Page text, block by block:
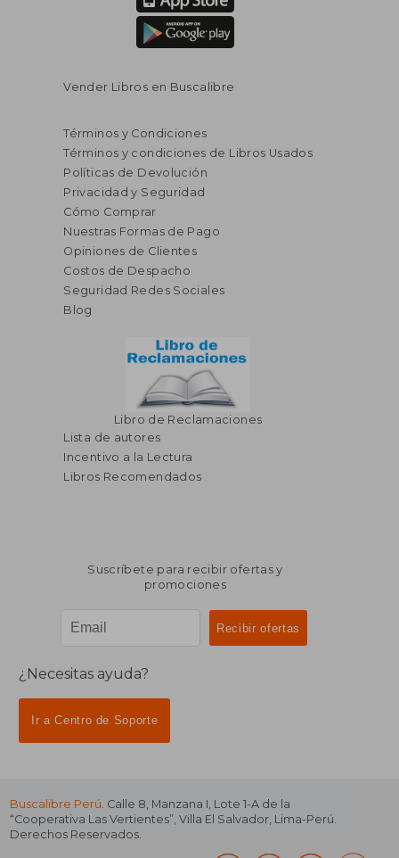
Vender Libros en Buscalibre
Términos y Condiciones
Términos y condiciones de Libros Usados
Políticas de Devolución
Privacidad y Seguridad
Cómo Comprar
Nuestras Formas de Pago
Opiniones de Clientes
Costos de Despacho
Seguridad Redes Sociales
Blog
Libro de Reclamaciones
Lista de autores
Incentivo a la Lectura
Libros Recomendados
Suscríbete para recibir ofertas y
promociones
¿Necesitas ayuda?
Ir a Centro de Soporte
Buscalibre Perú . Calle 8, Manzana I, Lote 1-A de la
“Cooperativa Las Vertientes”, Villa El Salvador, Lima-Perú.
Derechos Reservados.